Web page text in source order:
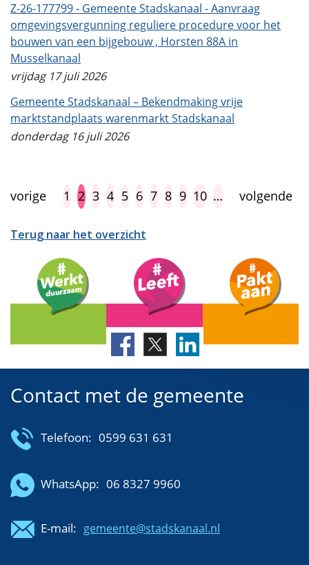
Z-26-177799 - Gemeente Stadskanaal - Aanvraag
omgevingsvergunning reguliere procedure voor het
bouwen van een bijgebouw , Horsten 88A in
Musselkanaal
vrijdag 17 juli 2026
Gemeente Stadskanaal – Bekendmaking vrije
marktstandplaats warenmarkt Stadskanaal
donderdag 16 juli 2026
vorige 1 2 3 4 5 6 7 8 9 10 … volgende
Terug naar het overzicht
Contact met de gemeente
Telefoon: 0599 631 631
WhatsApp: 06 8327 9960
E-mail: gemeente@stadskanaal.nl